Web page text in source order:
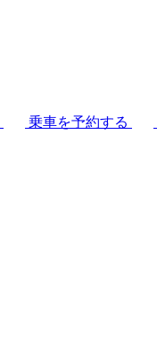
乗車を予約する